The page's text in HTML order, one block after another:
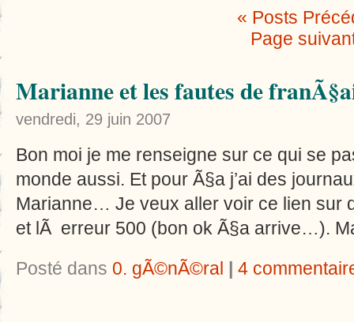
« Posts
Page
Marianne et les fautes de
vendredi, 29 juin 2007
Bon moi je me renseigne sur ce qui se
monde aussi. Et pour Ã§a j’ai des
Marianne… Je veux aller voir ce lien sur
et lÃ erreur 500 (bon ok Ã§a arrive…).
Posté dans 0. gÃ©nÃ©ral | 4